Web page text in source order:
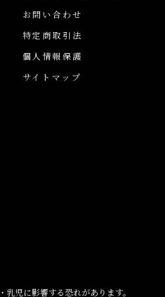
お問い合わせ
特定商取引法
個人情報保護
サイトマップ
児に影響する恐れがあります。